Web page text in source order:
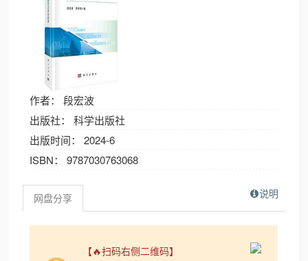
作者： 段宏波
出版社： 科学出版社
出版时间： 2024-6
ISBN： 9787030763068
网盘分享 说明
【🔥扫码右侧二维码】